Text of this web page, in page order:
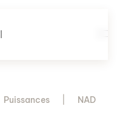
Puissances
NAD